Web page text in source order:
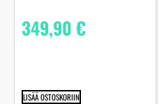
349,90€
LISÄÄ OSTOSKORIIN